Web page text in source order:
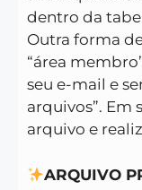
dentro da
Outra forma
“área
seu e-mail e
arquivos”. Em
arquivo e
ARQUIVO